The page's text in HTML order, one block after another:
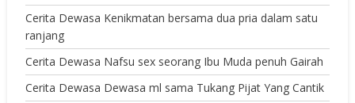
Cerita Dewasa Kenikmatan bersama dua pria dalam satu
ranjang
Cerita Dewasa Nafsu sex seorang Ibu Muda penuh Gairah
Cerita Dewasa Dewasa ml sama Tukang Pijat Yang Cantik